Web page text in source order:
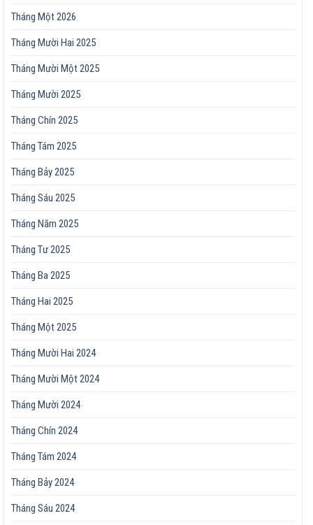
Tháng Một 2026
Tháng Mười Hai 2025
Tháng Mười Một 2025
Tháng Mười 2025
Tháng Chín 2025
Tháng Tám 2025
Tháng Bảy 2025
Tháng Sáu 2025
Tháng Năm 2025
Tháng Tư 2025
Tháng Ba 2025
Tháng Hai 2025
Tháng Một 2025
Tháng Mười Hai 2024
Tháng Mười Một 2024
Tháng Mười 2024
Tháng Chín 2024
Tháng Tám 2024
Tháng Bảy 2024
Tháng Sáu 2024